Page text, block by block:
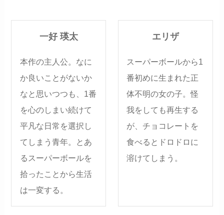
一好 瑛太
本作の主人公。なに
か良いことがないか
なと思いつつも、1番
を心のしまい続けて
平凡な日常を選択し
てしまう青年。とあ
るスーパーボールを
拾ったことから生活
は一変する。
エリザ
スーパーボールから1
番初めに生まれた正
体不明の女の子。怪
我をしても再生する
が、チョコレートを
食べるとドロドロに
溶けてしまう。